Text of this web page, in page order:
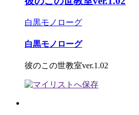
白黒モノローグ
白黒モノローグ
彼のこの世教室ver.1.02